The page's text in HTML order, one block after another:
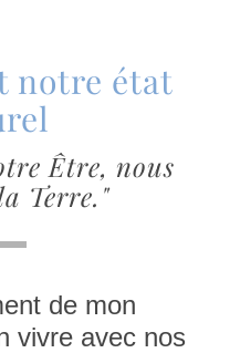
notre état
Être, nous
Terre."
de mon
vivre avec nos